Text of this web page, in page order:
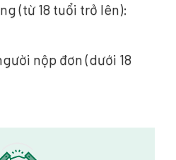
(từ 18 tuổi trở lên):
nộp đơn (dưới 18